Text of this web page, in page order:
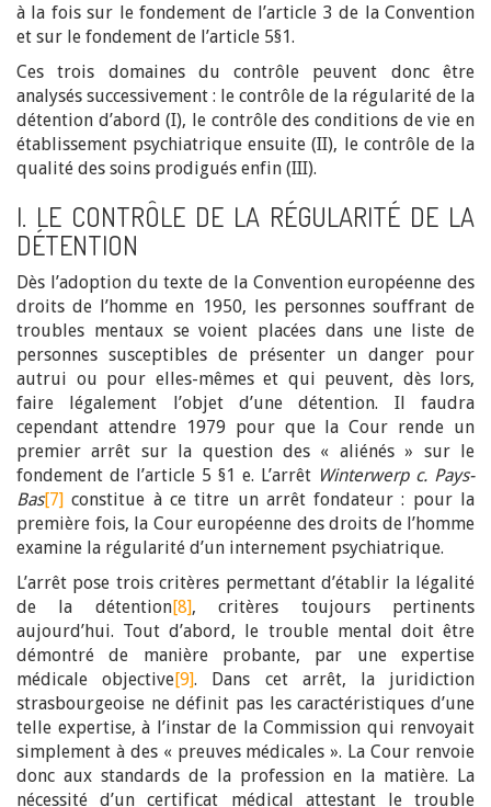
à la fois sur le fondement de l’article 3 de la Convention
et sur le fondement de l’article 5§1.
Ces trois domaines du contrôle peuvent donc être
analysés successivement : le contrôle de la régularité de la
détention d’abord (I), le contrôle des conditions de vie en
établissement psychiatrique ensuite (II), le contrôle de la
qualité des soins prodigués enfin (III).
I. LE CONTRÔLE DE LA RÉGULARITÉ DE LA
DÉTENTION
Dès l’adoption du texte de la Convention européenne des
droits de l’homme en 1950, les personnes souffrant de
troubles mentaux se voient placées dans une liste de
personnes susceptibles de présenter un danger pour
autrui ou pour elles-mêmes et qui peuvent, dès lors,
faire légalement l’objet d’une détention. Il faudra
cependant attendre 1979 pour que la Cour rende un
premier arrêt sur la question des « aliénés » sur le
fondement de l’article 5 §1 e. L’arrêt Winterwerp c. Pays-
Bas[7] constitue à ce titre un arrêt fondateur : pour la
première fois, la Cour européenne des droits de l’homme
examine la régularité d’un internement psychiatrique.
L’arrêt pose trois critères permettant d’établir la légalité
de la détention[8], critères toujours pertinents
aujourd’hui. Tout d’abord, le trouble mental doit être
démontré de manière probante, par une expertise
médicale objective[9]. Dans cet arrêt, la juridiction
strasbourgeoise ne définit pas les caractéristiques d’une
telle expertise, à l’instar de la Commission qui renvoyait
simplement à des « preuves médicales ». La Cour renvoie
donc aux standards de la profession en la matière. La
nécessité d’un certificat médical attestant le trouble